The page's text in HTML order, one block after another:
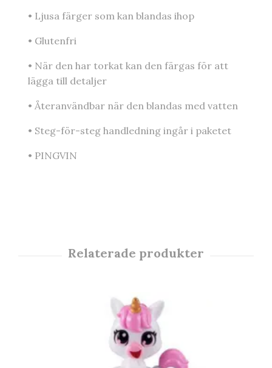
• Ljusa färger som kan blandas ihop
• Glutenfri
• När den har torkat kan den färgas för att
lägga till detaljer
• Återanvändbar när den blandas med vatten
• Steg-för-steg handledning ingår i paketet
• PINGVIN